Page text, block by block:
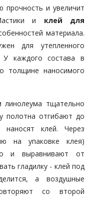
прочность и увеличит
и клей для
материала.
для утепленного
У каждого состава в
толщине наносимого
линолеума тщательно
полотна отгибают до
клей. Через
на упаковке клея)
и выравнивают от
гладилку - клей под
а воздушные
со второй